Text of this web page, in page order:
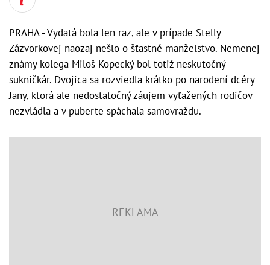
PRAHA - Vydatá bola len raz, ale v prípade Stelly
Zázvorkovej naozaj nešlo o šťastné manželstvo. Nemenej
známy kolega Miloš Kopecký bol totiž neskutočný
sukničkár. Dvojica sa rozviedla krátko po narodení dcéry
Jany, ktorá ale nedostatočný záujem vyťažených rodičov
nezvládla a v puberte spáchala samovraždu.